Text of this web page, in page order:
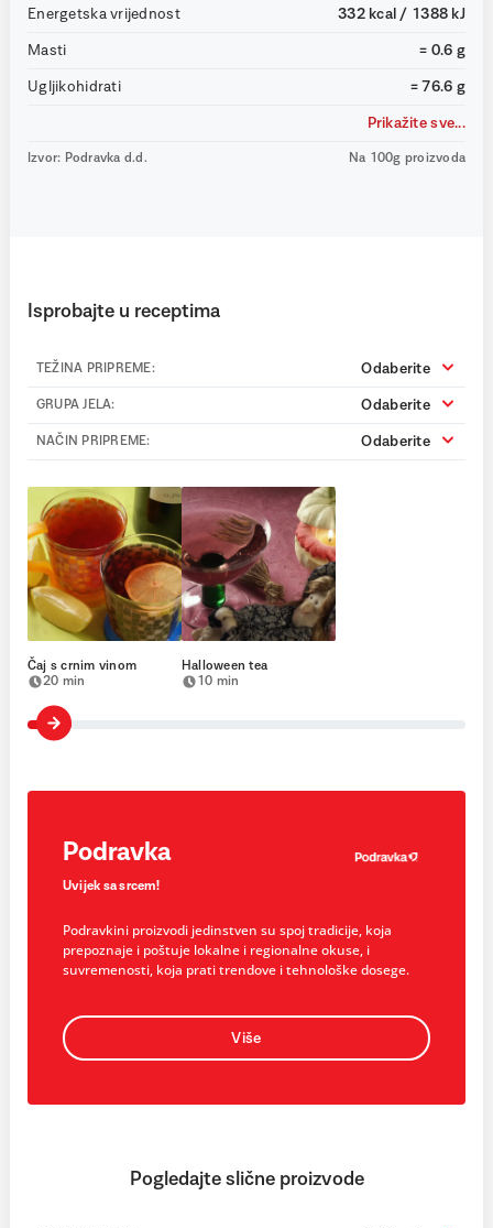
Energetska vrijednost 332 kcal / 1388 kJ
Masti = 0.6 g
Ugljikohidrati = 76.6 g
Prikažite sve...
Izvor: Podravka d.d. Na 100g proizvoda
Isprobajte u receptima
TEŽINA PRIPREME: Odaberite
GRUPA JELA: Odaberite
NAČIN PRIPREME: Odaberite
Čaj s crnim vinom
20 min
Halloween tea
10 min
Podravka
Uvijek sa srcem!
Podravkini proizvodi jedinstven su spoj tradicije, koja
prepoznaje i poštuje lokalne i regionalne okuse, i
suvremenosti, koja prati trendove i tehnološke dosege.
Više
Pogledajte slične proizvode